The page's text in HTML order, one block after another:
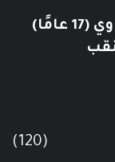
مصرع الفتى محمد جمعة القرناوي (17 عامًا)
(120)